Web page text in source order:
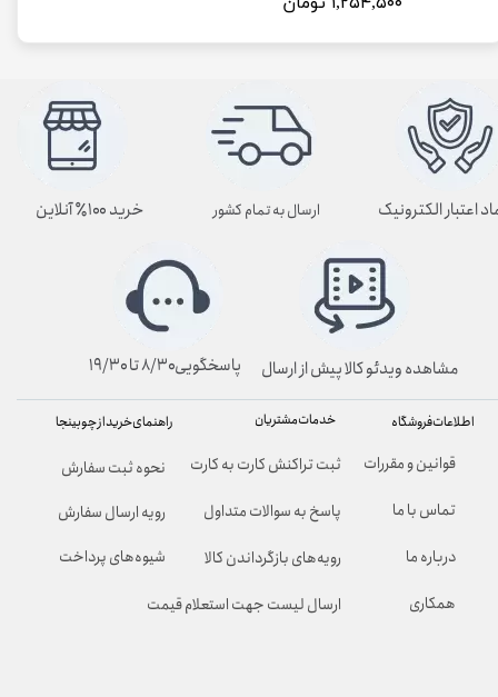
راهنمای خرید از چوبینجا
نحوه ثبت سفارش
رویه ارسال سفارش
شیوه‌های پرداخت
خدمات مشتریان
ثبت تراکنش کارت به کارت
پاسخ به سوالات متداول
رویه‌های بازگرداندن کالا
ارسال لیست جهت استعلام قیمت
اطلاعات فروشگاه
قوانین و مقررات
تماس با ما
درباره ما
همکاری
ارسال به تمام کشور
پاسخگویی۸/۳۰ تا ۱۹/۳۰
اعتبار الکترونیک خرید ۱۰۰٪ آنلاین
مشاهده ویدئو کالا پیش از ارسال